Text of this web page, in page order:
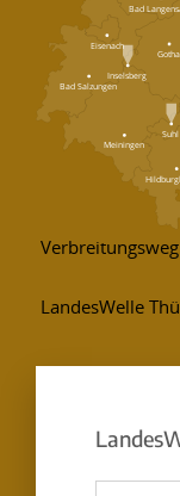
Inselsberg
Suhl
Meiningen
Bad Salzungen
Gotha
Eisenach
Bad